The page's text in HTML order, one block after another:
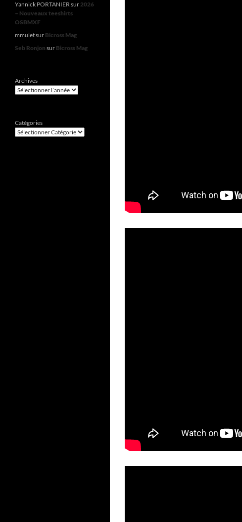
Yannick PORTANIERsur2026
– Nouveaux teeshirts
OSBMXF
mmuletsur Bicross Mag
Seb Ronjon sur Bicross Mag
Archives
Catégories